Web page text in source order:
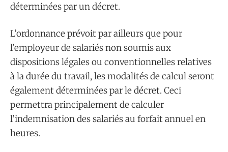
déterminées par un décret.
L’ordonnance prévoit par ailleurs que pour
l’employeur de salariés non soumis aux
dispositions légales ou conventionnelles relatives
à la durée du travail, les modalités de calcul seront
également déterminées par le décret. Ceci
permettra principalement de calculer
l’indemnisation des salariés au forfait annuel en
heures.